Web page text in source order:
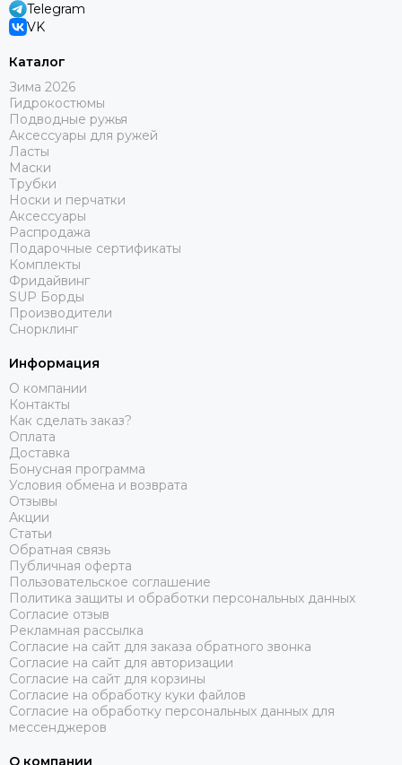
Telegram
VK
Каталог
Зима 2026
Гидрокостюмы
Подводные ружья
Аксессуары для ружей
Ласты
Маски
Трубки
Носки и перчатки
Аксессуары
Распродажа
Подарочные сертификаты
Комплекты
Фридайвинг
SUP Борды
Производители
Снорклинг
Информация
О компании
Контакты
Как сделать заказ?
Оплата
Доставка
Бонусная программа
Условия обмена и возврата
Отзывы
Акции
Статьи
Обратная связь
Публичная оферта
Пользовательское соглашение
Политика защиты и обработки персональных данных
Согласие отзыв
Рекламная рассылка
Согласие на сайт для заказа обратного звонка
Согласие на сайт для авторизации
Согласие на сайт для корзины
Согласие на обработку куки файлов
Согласие на обработку персональных данных для
мессенджеров
О компании